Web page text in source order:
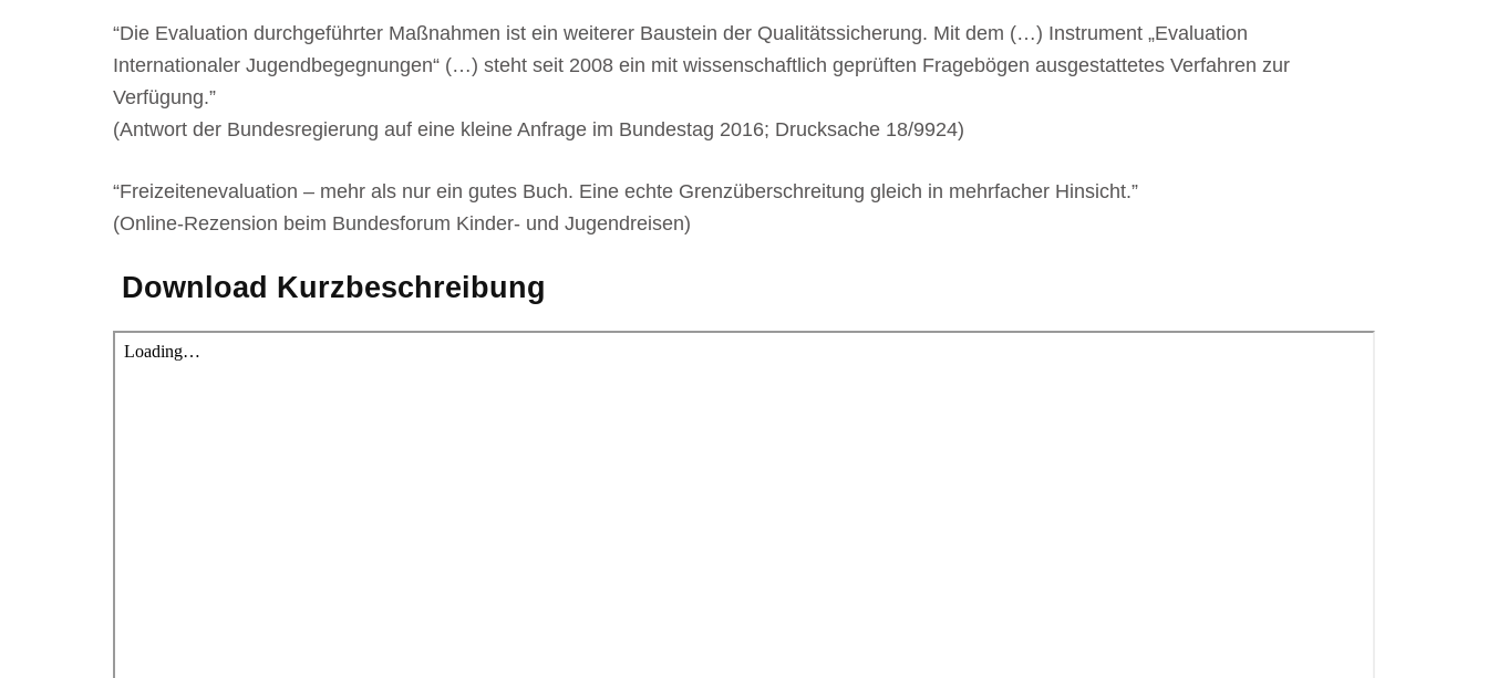
“Die Evaluation durchgeführter Maßnahmen ist ein weiterer Baustein der Qualitätssicherung. Mit dem (…) Instrument „Evaluation
Internationaler Jugendbegegnungen“ (…) steht seit 2008 ein mit wissenschaftlich geprüften Fragebögen ausgestattetes Verfahren zur
Verfügung.”
(Antwort der Bundesregierung auf eine kleine Anfrage im Bundestag 2016; Drucksache 18/9924)
“Freizeitenevaluation – mehr als nur ein gutes Buch. Eine echte Grenzüberschreitung gleich in mehrfacher Hinsicht.”
(Online-Rezension beim Bundesforum Kinder- und Jugendreisen)
Download Kurzbeschreibung